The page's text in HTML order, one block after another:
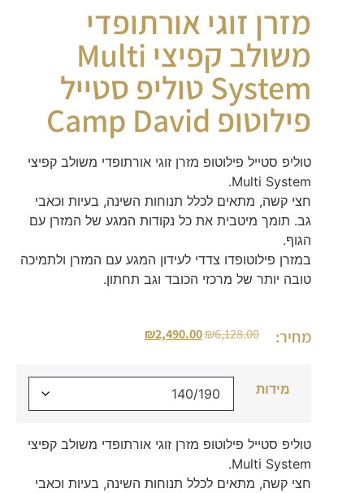
מזרן זוגי אורתופדי
משולב קפיצי Multi
System טוליפ סטייל
פילוטופ Camp David
טוליפ סטייל פילוטופ מזרן זוגי אורתופדי משולב קפיצי
Multi System.
חצי קשה, מתאים לכלל תנוחות השינה, בעיות וכאבי
גב. תומך מיטבית את כל נקודות המגע של המזרן עם
הגוף.
במזרן פילוטופדו צדדי לעידון המגע עם המזרן ולתמיכה
טובה יותר של מרכזי הכובד וגב תחתון.
מחיר: ₪6,128.00
₪2,490.00
מידות
טוליפ סטייל פילוטופ מזרן זוגי אורתופדי משולב קפיצי
Multi System.
חצי קשה, מתאים לכלל תנוחות השינה, בעיות וכאבי